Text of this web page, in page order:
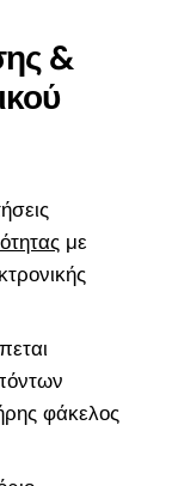
&
με
φάκελος